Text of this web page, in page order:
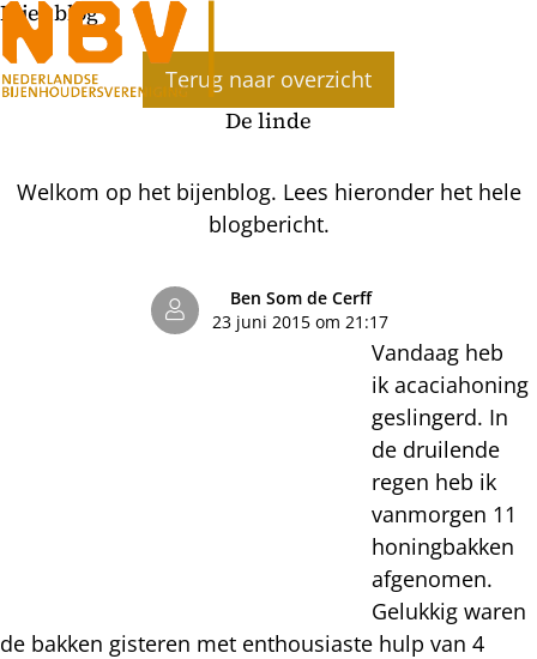
Bijenblog
Terug naar overzicht
De linde
Welkom op het bijenblog. Lees hieronder het hele
blogbericht.
Ben Som de Cerff
23 juni 2015 om 21:17
Vandaag heb
ik acaciahoning
geslingerd. In
de druilende
regen heb ik
vanmorgen 11
honingbakken
afgenomen.
Gelukkig waren
de bakken gisteren met enthousiaste hulp van 4